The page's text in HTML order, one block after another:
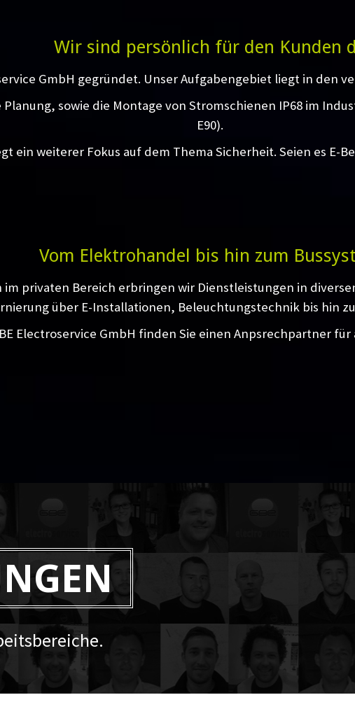
Wir sind persönlich für den Kunden
GmbH gegründet. Unser Aufgabengebiet liegt in den
sowie die Montage von Stromschienen IP68 im
E90).
ein weiterer Fokus auf dem Thema Sicherheit. Seien es E-
Vom Elektrohandel bis hin zum
im privaten Bereich erbringen wir Dienstleistungen in
über E-Installationen, Beleuchtungstechnik bis hin
Electroservice GmbH finden Sie einen Anpsrechpartner für